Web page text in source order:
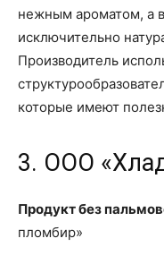
нежным ароматом, а
исключительно
Производитель
которые имеют
3. ООО
Продукт без
пломбир»